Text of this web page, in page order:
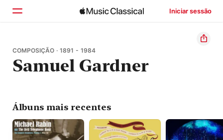
Iniciar sessão
Início
Explorar
COMPOSIÇÃO · 1891 - 1984
Samuel Gardner
Álbuns mais recentes